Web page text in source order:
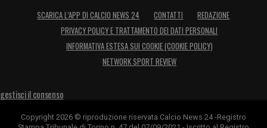
SCARICA L’APP DI CALCIO NEWS 24 CONTATTI
REDAZIONE
PRIVACY POLICY E TRATTAMENTO DEI DATI PERSONALI
INFORMATIVA ESTESA SUI COOKIE (COOKIE POLICY)
NETWORK SPORT REVIEW
gestisci il consenso
Copyright 2026 © riproduzione riservata Calcio News 24 -Registro